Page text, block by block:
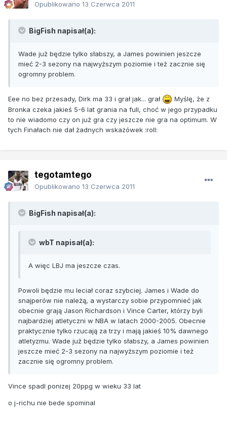
Opublikowano 13 Czerwca 2011
BigFish napisał(a):
Wade już będzie tylko słabszy, a James powinien jeszcze
mieć 2-3 sezony na najwyższym poziomie i też zacznie się
ogromny problem.
Eee no bez przesady, Dirk ma 33 i grał jak... grał
Myślę, że z
Bronka czeka jakieś 5-6 lat grania na full, choć w jego przypadku
to nie wiadomo czy on już gra czy jeszcze nie gra na optimum. W
tych Finałach nie dał żadnych wskazówek :roll:
tegotamtego
Opublikowano 13 Czerwca 2011
BigFish napisał(a):
wbT napisał(a):
A więc LBJ ma jeszcze czas.
Powoli będzie mu leciał coraz szybciej. James i Wade do
snajperów nie należą, a wystarczy sobie przypomnieć jak
obecnie grają Jason Richardson i Vince Carter, którzy byli
najbardziej atletyczni w NBA w latach 2000-2005. Obecnie
praktycznie tylko rzucają za trzy i mają jakieś 10% dawnego
atletyzmu. Wade już będzie tylko słabszy, a James powinien
jeszcze mieć 2-3 sezony na najwyższym poziomie i też
zacznie się ogromny problem.
Vince spadl ponizej 20ppg w wieku 33 lat
o j-richu nie bede spominal